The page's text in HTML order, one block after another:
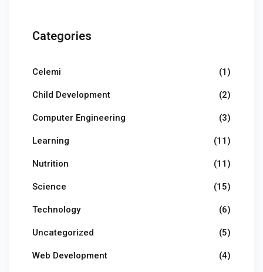
Categories
Celemi (1)
Child Development (2)
Computer Engineering (3)
Learning (11)
Nutrition (11)
Science (15)
Technology (6)
Uncategorized (5)
Web Development (4)